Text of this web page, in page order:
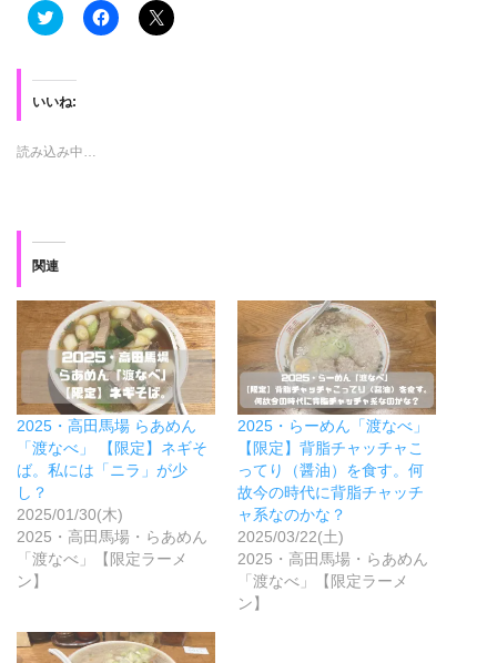
ク
リ
て
T
w
t
t
(
新
し
ウ
ィ
ン
ド
ウ
で
開
き
ま
す
)
F
a
て
く
だ
さ
い
(
新
し
い
ウ
ィ
ン
ド
で
開
き
ま
す
ク
リ
開
き
ま
す
)
いいね:
読み込み中…
関連
2025・高田馬場 らあめん
「渡なべ」 【限定】ネギそ
ば。私には「ニラ」が少
し？
2025/01/30(木)
2025・高田馬場・らあめん
「渡なべ」【限定ラーメ
ン】
2025・らーめん「渡なべ」
【限定】背脂チャッチャこ
ってり（醤油）を食す。何
故今の時代に背脂チャッチ
ャ系なのかな？
2025/03/22(土)
2025・高田馬場・らあめん
「渡なべ」【限定ラーメ
ン】